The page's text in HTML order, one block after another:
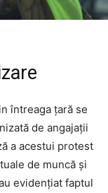
întreaga țară se
de angajații
a acestui protest
de muncă și
evidențiat faptul